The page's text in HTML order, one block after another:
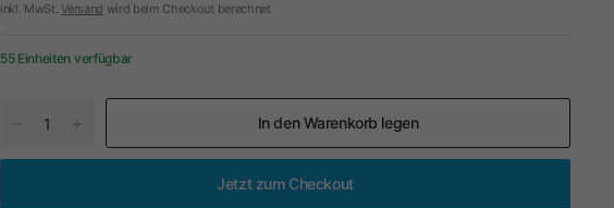
inkl. MwSt.Versand wird beim Checkout berechnet
55 Einheiten verfügbar
In den Warenkorb legen
Jetzt zum Checkout